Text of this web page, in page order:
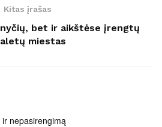
Kitas įrašas
bet ir aikštėse įrengtų
miestas
nepasirengimą